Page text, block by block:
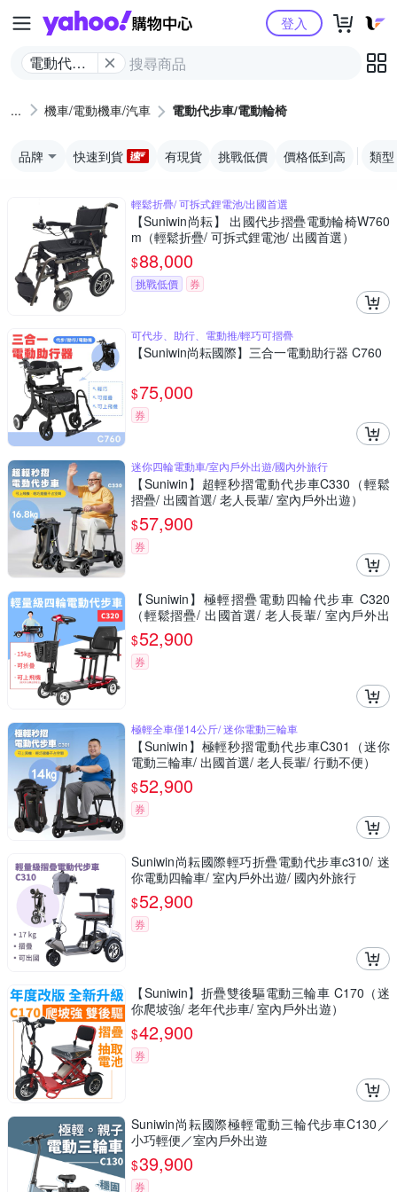
Yahoo購物中心
電動代步
椅
登入
機車/電動機車/汽車 電動代步車/電動輪椅
品牌 快速到貨 有現貨 挑戰低價 價格低到高 類型
輕鬆折疊/ 可拆式鋰電池/出國首選
【Suniwin尚耘】 出國代步摺疊電動輪椅W760
m（輕鬆折疊/ 可拆式鋰電池/ 出國首選）
$88,000
挑戰低價 券
可代步、助行、電動推/輕巧可摺疊
【Suniwin尚耘國際】三合一電動助行器 C760
$75,000
券
迷你四輪電動車/室內戶外出遊/國內外旅行
【Suniwin】超輕秒摺電動代步車C330（輕鬆
摺疊/ 出國首選/ 老人長輩/ 室內戶外出遊）
$57,900
券
【Suniwin】極輕摺疊電動四輪代步車 C320
（輕鬆摺疊/ 出國首選/ 老人長輩/ 室內戶外出
遊）
$52,900
券
極輕全車僅14公斤/ 迷你電動三輪車
【Suniwin】極輕秒摺電動代步車C301（迷你
電動三輪車/ 出國首選/ 老人長輩/ 行動不便）
$52,900
券
Suniwin尚耘國際輕巧折疊電動代步車c310/ 迷
你電動四輪車/ 室內戶外出遊/ 國內外旅行
$52,900
券
【Suniwin】折疊雙後驅電動三輪車 C170（迷
你爬坡強/ 老年代步車/ 室內戶外出遊）
$42,900
券
Suniwin尚耘國際極輕電動三輪代步車C130／
小巧輕便／室內戶外出遊
$39,900
券